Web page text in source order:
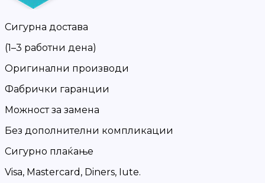
Сигурна достава
(1–3 работни дена)
Оригинални производи
Фабрички гаранции
Можност за замена
Без дополнителни компликации
Сигурно плаќање
Visa, Mastercard, Diners, Iute.